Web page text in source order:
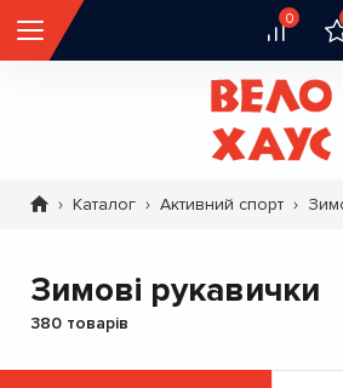
0
РядокКаталог Активний спорт
Зимові рукавички
380 товарів